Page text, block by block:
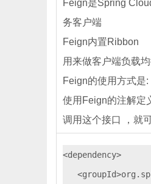
Feign是Spring
务客户端
Feign内置Ribbon
用来做客户端负载
Feign的使用方式是:
使用Feign的注解定
调用这个接口 ，就
<dependency>